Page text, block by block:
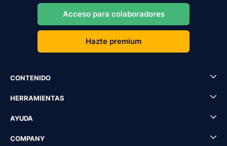
Acceso para colaboradores
Hazte premium
CONTENIDO
HERRAMIENTAS
AYUDA
COMPANY